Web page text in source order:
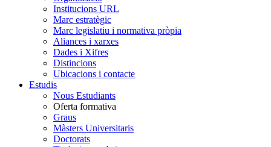
Institucions URL
Marc estratègic
Marc legislatiu i normativa pròpia
Aliances i xarxes
Dades i Xifres
Distincions
Ubicacions i contacte
Estudis
Nous Estudiants
Oferta formativa
Graus
Màsters Universitaris
Doctorats